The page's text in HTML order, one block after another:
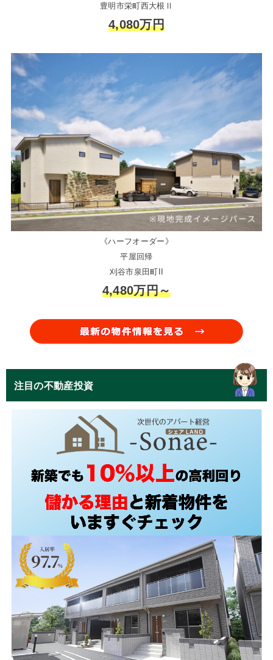
豊明市栄町西大根Ⅱ
4,080万円
《ハーフオーダー》
平屋回帰
刈谷市泉田町II
4,480万円～
注目の不動産投資